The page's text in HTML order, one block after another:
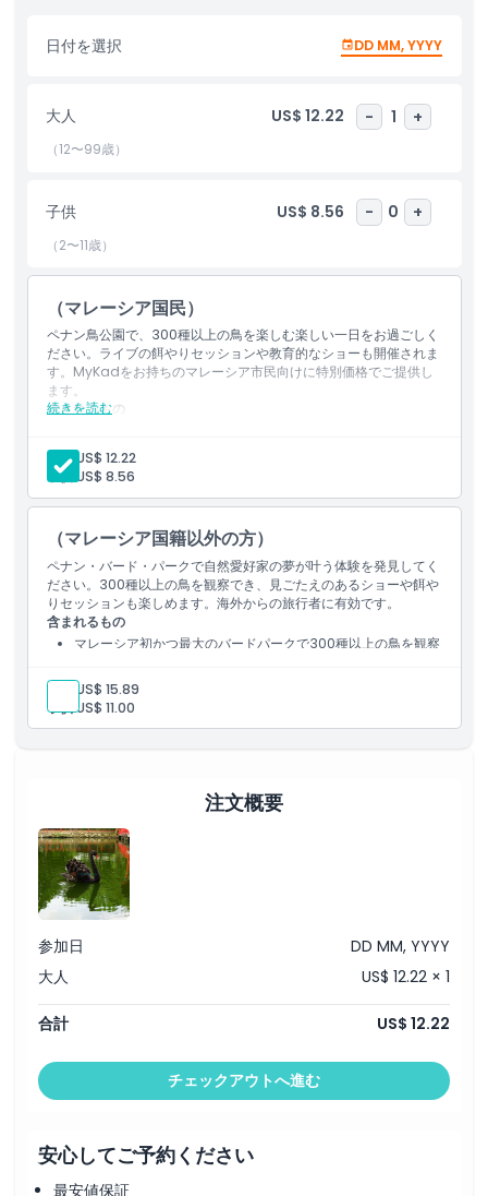
ています。単なる観光以上に、ペナンバードパークはあらゆる年齢
層に向けた教育的な体験を提供しており、鳥類保護やマレーシアの
家族で楽しい一日を過ごしたい方でも、あるいは単にペナンの人気
スポットの一つを探索したい方でも、この公園は必見のスポットで
す。自然が羽ばたくペナンバードパークで、その美しさと色彩、鳥
ハイライト
含まれるもの
子供／大人ポリシー
対象外
営業時間
注意事項
場所
キャンセルポリシー
日付を選択 DD MM, YYYY
大人 US$ 12.22 - 1 +
（12〜99歳）
子供 US$ 8.56 - 0 +
（2〜11歳）
（マレーシア国民）
ペナン鳥公園で、300種以上の鳥を楽しむ楽しい一日をお過ごしく
ださい。ライブの餌やりセッションや教育的なショーも開催されま
す。MyKadをお持ちのマレーシア市民向けに特別価格でご提供し
ます。
続きを読む
含まれるもの
ーを楽しめます。
有効なMyKadをお持ちのマレーシア国民向けの特別チケット
料金。
大人: US$ 12.22
子供:
US$ 8.56
（マレーシア国籍以外の方）
ペナン・バード・パークで自然愛好家の夢が叶う体験を発見してく
ださい。300種以上の鳥を観察でき、見ごたえのあるショーや餌や
りセッションも楽しめます。海外からの旅行者に有効です。
含まれるもの
マレーシア初かつ最大のバードパークで300種以上の鳥を観察
餌やり体験、ライブショー、そして緑豊かな熱帯の景観をお楽
しみください。
大人: US$ 15.89
子供:US$ 11.00
注文概要
参加日
DD MM, YYYY
大人
US$ 12.22 × 1
合計 US$ 12.22
チェックアウトへ進む
安心してご予約ください
最安値保証